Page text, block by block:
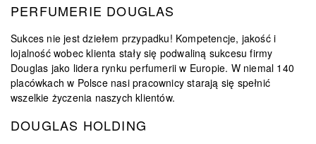
PERFUMERIE DOUGLAS
Sukces nie jest dziełem przypadku! Kompetencje, jakość i
lojalność wobec klienta stały się podwaliną sukcesu firmy
Douglas jako lidera rynku perfumerii w Europie. W niemal 140
placówkach w Polsce nasi pracownicy starają się spełnić
wszelkie życzenia naszych klientów.
DOUGLAS HOLDING